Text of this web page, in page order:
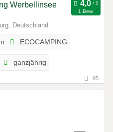
Werbellinsee
1 Bew.
Deutschland
ECOCAMPING
ganzjährig
95